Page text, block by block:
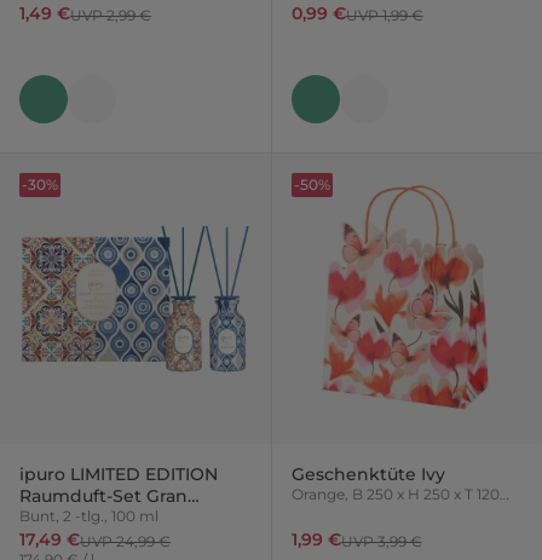
1,49 €UVP 2,99 € 0,99 €UVP 1,99 €
ipuro LIMITED EDITION
Raumduft-Set Gran
Canaria & Mykonos
Bunt, 2 -tlg., 100 ml
17,49 €UVP 24,99 €
-30%
Geschenktüte Ivy
Orange, B 250 x H 250 x T 120
1,99 €UVP 3,99 €
-50%